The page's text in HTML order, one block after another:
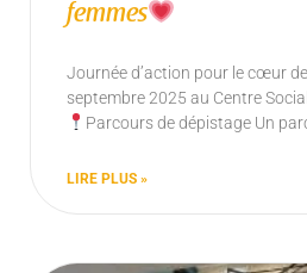
femmes
Journée d’action pour le cœur
septembre 2025 au Centre
Parcours de dépistage Un
LIRE PLUS »